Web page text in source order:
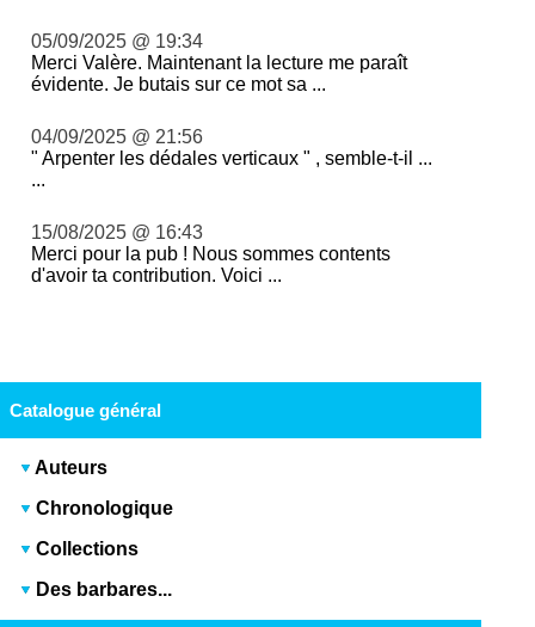
05/09/2025 @ 19:34
Merci Valère. Maintenant la lecture me paraît
évidente. Je butais sur ce mot sa ...
04/09/2025 @ 21:56
" Arpenter les dédales verticaux " , semble-t-il ...
...
15/08/2025 @ 16:43
Merci pour la pub ! Nous sommes contents
d'avoir ta contribution. Voici ...
Catalogue général
Auteurs
Chronologique
Collections
Des barbares...